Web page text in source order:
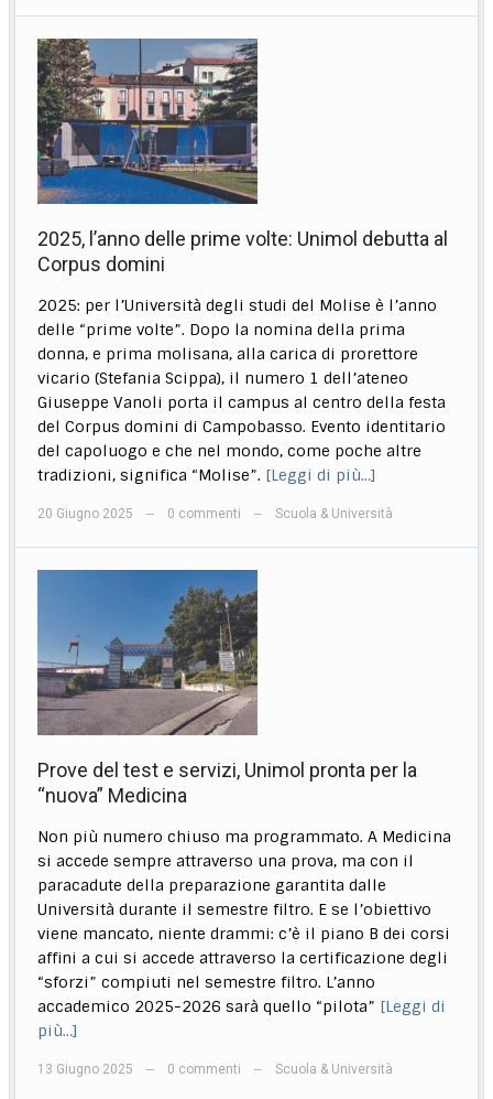
2025, l’anno delle prime volte: Unimol debutta al
Corpus domini
2025: per l’Università degli studi del Molise è l’anno
delle “prime volte”. Dopo la nomina della prima
donna, e prima molisana, alla carica di prorettore
vicario (Stefania Scippa), il numero 1 dell’ateneo
Giuseppe Vanoli porta il campus al centro della festa
del Corpus domini di Campobasso. Evento identitario
del capoluogo e che nel mondo, come poche altre
tradizioni, significa “Molise”. [Leggi di più…]
20 Giugno 2025 — 0 commenti — Scuola & Università
Prove del test e servizi, Unimol pronta per la
“nuova” Medicina
Non più numero chiuso ma programmato. A Medicina
si accede sempre attraverso una prova, ma con il
paracadute della preparazione garantita dalle
Università durante il semestre filtro. E se l’obiettivo
viene mancato, niente drammi: c’è il piano B dei corsi
affini a cui si accede attraverso la certificazione degli
“sforzi” compiuti nel semestre filtro. L’anno
accademico 2025-2026 sarà quello “pilota” [Leggi di
più…]
13 Giugno 2025 — 0 commenti — Scuola & Università